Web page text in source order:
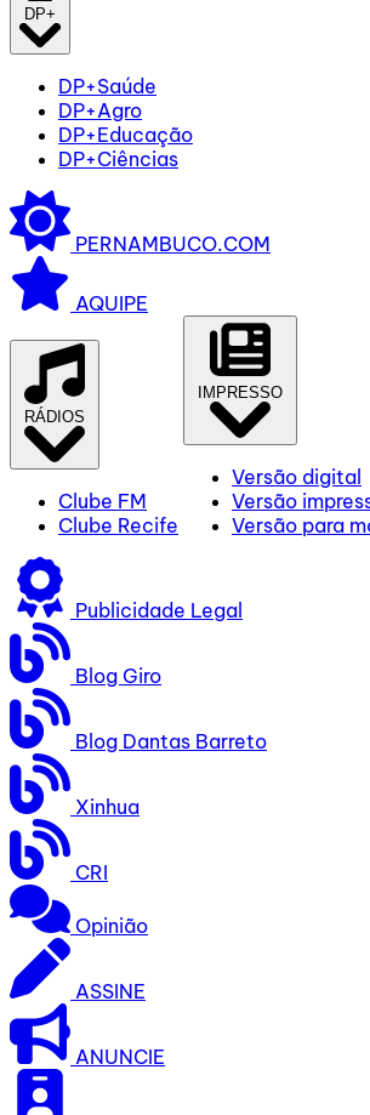
DP+
DP+Saúde
DP+Agro
DP+Educação
DP+Ciências
PERNAMBUCO.COM
AQUIPE
RÁDIOS
Clube FM
Clube Recife
IMPRESSO
Versão digital
Versão
Versão para
Publicidade Legal
Blog Giro
Blog Dantas Barreto
Xinhua
CRI
Opinião
ASSINE
ANUNCIE